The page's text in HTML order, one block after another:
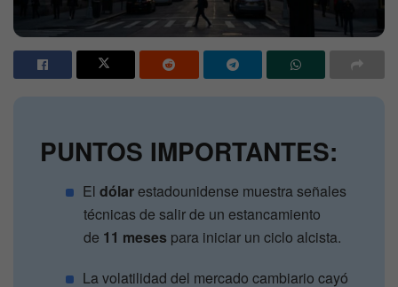
PUNTOS IMPORTANTES:
Eldólarestadounidense muestra señales
técnicas de salir de un estancamiento
de 11 meses para iniciar un ciclo alcista.
La volatilidad del mercado cambiario cayó